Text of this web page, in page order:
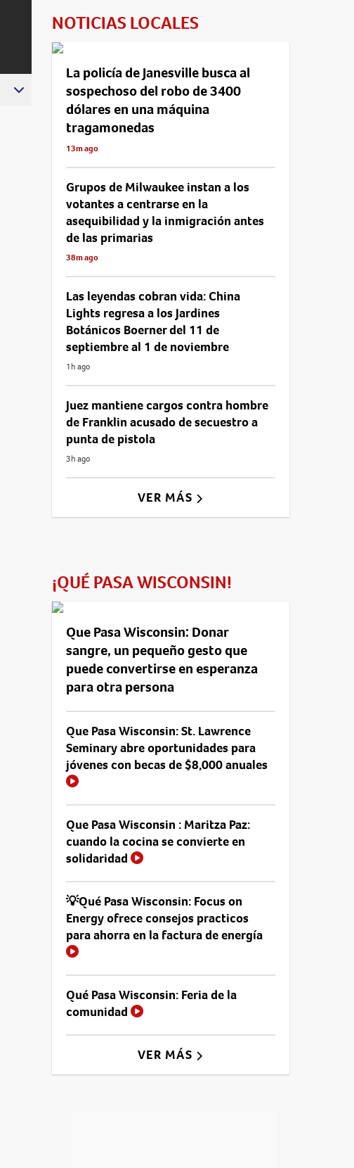
NOTICIAS LOCALES
La policía de Janesville busca al
sospechoso del robo de 3400
dólares en una máquina
tragamonedas
13m ago
Grupos de Milwaukee instan a los
votantes a centrarse en la
asequibilidad y la inmigración antes
de las primarias
38m ago
Las leyendas cobran vida: China
Lights regresa a los Jardines
Botánicos Boerner del 11 de
septiembre al 1 de noviembre
1h ago
Juez mantiene cargos contra hombre
de Franklin acusado de secuestro a
punta de pistola
3h ago
VER MÁS
¡QUÉ PASA WISCONSIN!
Que Pasa Wisconsin: Donar
sangre, un pequeño gesto que
puede convertirse en esperanza
para otra persona
Que Pasa Wisconsin: St. Lawrence
Seminary abre oportunidades para
jóvenes con becas de $8,000 anuales
Que Pasa Wisconsin : Maritza Paz:
cuando la cocina se convierte en
solidaridad
💡Qué Pasa Wisconsin: Focus on
Energy ofrece consejos practicos
para ahorra en la factura de energía
Qué Pasa Wisconsin: Feria de la
comunidad
VER MÁS